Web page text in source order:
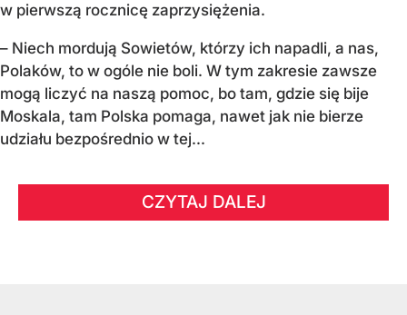
w pierwszą rocznicę zaprzysiężenia.
– Niech mordują Sowietów, którzy ich napadli, a nas,
Polaków, to w ogóle nie boli. W tym zakresie zawsze
mogą liczyć na naszą pomoc, bo tam, gdzie się bije
Moskala, tam Polska pomaga, nawet jak nie bierze
udziału bezpośrednio w tej...
CZYTAJ DALEJ